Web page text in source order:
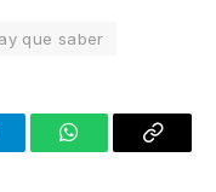
que saber
WhatsAppCopy